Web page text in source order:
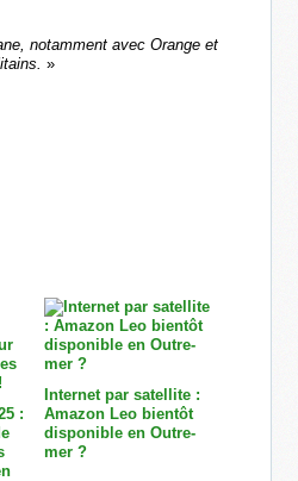
notamment avec Orange et
»
:
Internet par satellite :
Amazon Leo bientôt
disponible en Outre-
mer ?